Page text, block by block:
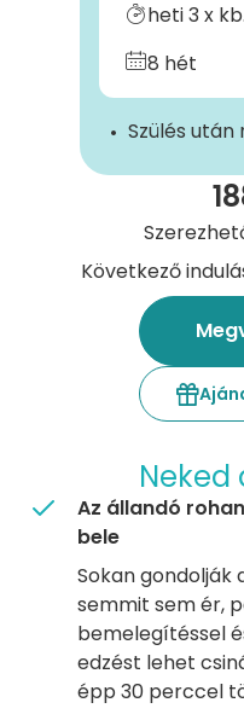
heti 3 x
8 hét
Szülés
Következő
Neked
Az állandó
bele
Sokan gondolják
semmit sem ér,
bemelegítéssel
edzést lehet
épp 30 perccel